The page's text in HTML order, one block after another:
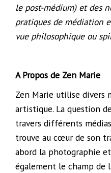
le post-médium) et des
pratiques de médiation
vue philosophique ou
A Propos de Zen Marie
Zen Marie utilise divers
artistique. La question
travers différents
trouve au cœur de son
abord la photographie
également le champ de